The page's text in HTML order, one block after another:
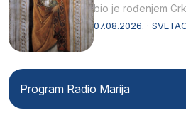
bio je rođenjem
afričkim…
07.08.2026. ·
Program Radio Marija